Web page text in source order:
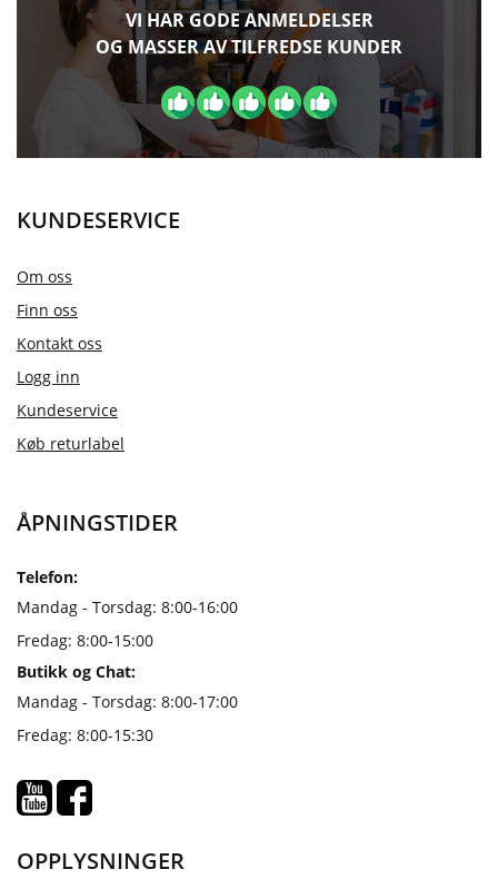
VI HAR GODE ANMELDELSER
OG MASSER AV TILFREDSE KUNDER
KUNDESERVICE
Om oss
Finn oss
Kontakt oss
Logg inn
Kundeservice
Køb returlabel
ÅPNINGSTIDER
Telefon:
Mandag - Torsdag: 8:00-16:00
Fredag: 8:00-15:00
Butikk og Chat:
Mandag - Torsdag: 8:00-17:00
Fredag: 8:00-15:30
OPPLYSNINGER